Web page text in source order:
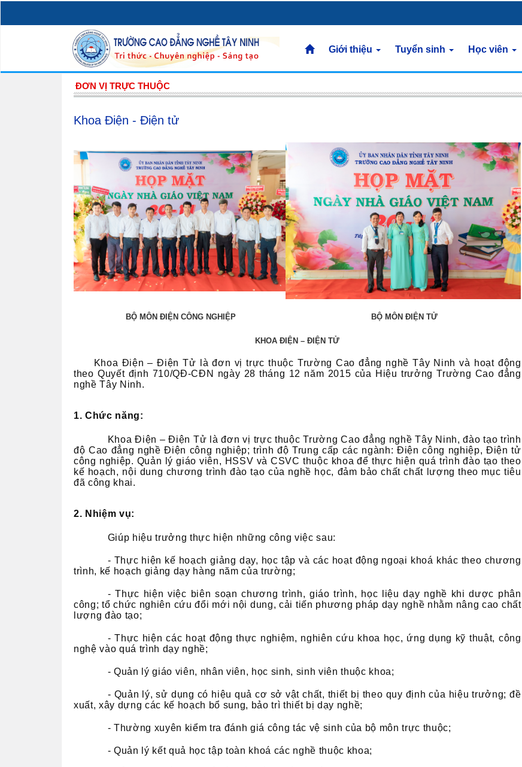
Giới thiệu Tuyển sinh Học viên
ĐƠN VỊ TRỰC THUỘC
Khoa Điện - Điện tử
BỘ MÔN ĐIỆN CÔNG NGHIỆP BỘ MÔN ĐIỆN TỬ
KHOA ĐIỆN – ĐIỆN TỬ
Khoa Điện – Điện Tử là đơn vị trực thuộc Trường Cao đẳng nghề Tây Ninh và hoạt động
theo Quyết định 710/QĐ-CĐN ngày 28 tháng 12 năm 2015 của Hiệu trưởng Trường Cao đẳng
nghề Tây Ninh.
1. Chức năng:
Khoa Điện – Điện Tử là đơn vị trực thuộc Trường Cao đẳng nghề Tây Ninh, đào tạo trình
độ Cao đẳng nghề Điện công nghiệp; trình độ Trung cấp các ngành: Điện công nghiệp, Điện tử
công nghiệp. Quản lý giáo viên, HSSV và CSVC thuộc khoa để thực hiện quá trình đào tạo theo
kế hoạch, nội dung chương trình đào tạo của nghề học, đảm bảo chất chất lượng theo mục tiêu
đã công khai.
2. Nhiệm vụ:
Giúp hiệu trưởng thực hiện những công việc sau:
- Thực hiện kế hoạch giảng dạy, học tập và các hoạt động ngoại khoá khác theo chương
trình, kế hoạch giảng dạy hàng năm của trường;
- Thực hiện việc biên soạn chương trình, giáo trình, học liệu dạy nghề khi dược phân
công; tổ chức nghiên cứu đổi mới nội dung, cải tiến phương pháp dạy nghề nhằm nâng cao chất
lượng đào tạo;
- Thực hiện các hoạt động thực nghiệm, nghiên cứu khoa học, ứng dụng kỹ thuật, công
nghệ vào quá trình dạy nghề;
- Quản lý giáo viên, nhân viên, học sinh, sinh viên thuộc khoa;
- Quản lý, sử dụng có hiệu quả cơ sở vật chất, thiết bị theo quy định của hiệu trưởng; đề
xuất, xây dựng các kế hoạch bổ sung, bảo trì thiết bị dạy nghề;
- Thường xuyên kiểm tra đánh giá công tác vệ sinh của bộ môn trực thuộc;
- Quản lý kết quả học tập toàn khoá các nghề thuộc khoa;